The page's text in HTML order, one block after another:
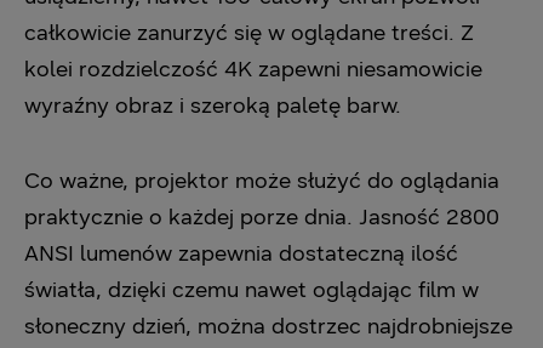
całkowicie zanurzyć się w oglądane treści. Z
kolei rozdzielczość 4K zapewni niesamowicie
wyraźny obraz i szeroką paletę barw.
Co ważne, projektor może służyć do oglądania
praktycznie o każdej porze dnia. Jasność 2800
ANSI lumenów zapewnia dostateczną ilość
światła, dzięki czemu nawet oglądając film w
słoneczny dzień, można dostrzec najdrobniejsze